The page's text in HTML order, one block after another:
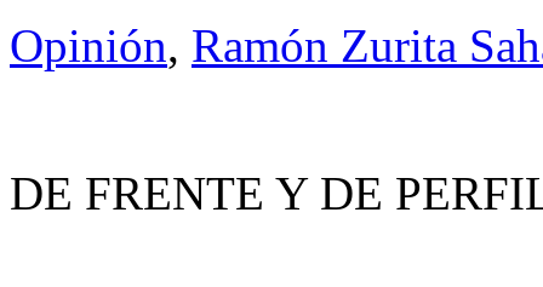
Opinión, Ramón Zurita
DE FRENTE Y DE